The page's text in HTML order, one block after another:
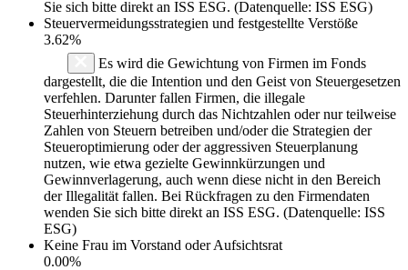
Sie sich bitte direkt an ISS ESG. (Datenquelle: ISS ESG)
Steuervermeidungsstrategien und festgestellte Verstöße
3.62%
Es wird die Gewichtung von Firmen im Fonds
dargestellt, die die Intention und den Geist von Steuergesetzen
verfehlen. Darunter fallen Firmen, die illegale
Steuerhinterziehung durch das Nichtzahlen oder nur teilweise
Zahlen von Steuern betreiben und/oder die Strategien der
Steueroptimierung oder der aggressiven Steuerplanung
nutzen, wie etwa gezielte Gewinnkürzungen und
Gewinnverlagerung, auch wenn diese nicht in den Bereich
der Illegalität fallen. Bei Rückfragen zu den Firmendaten
wenden Sie sich bitte direkt an ISS ESG. (Datenquelle: ISS
ESG)
Keine Frau im Vorstand oder Aufsichtsrat
0.00%